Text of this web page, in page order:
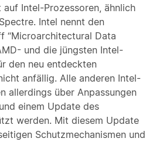
Intel-Prozessoren, ähnlich
Intel nennt den
“Microarchitectural Data
und die jüngsten Intel-
den neu entdeckten
anfällig. Alle anderen Intel-
allerdings über Anpassungen
einem Update des
werden. Mit diesem Update
Schutzmechanismen und